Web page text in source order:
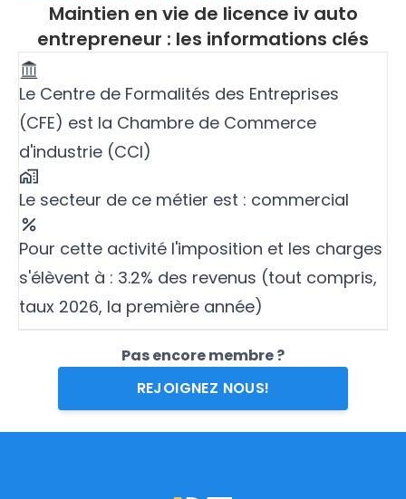
Maintien en vie de licence iv auto
entrepreneur : les informations clés
Le Centre de Formalités des Entreprises
(CFE) est la Chambre de Commerce
d'industrie (CCI)
Le secteur de ce métier est : commercial
Pour cette activité l'imposition et les charges
s'élèvent à : 3.2% des revenus (tout compris,
taux 2026, la première année)
Pas encore membre ?
REJOIGNEZ NOUS!